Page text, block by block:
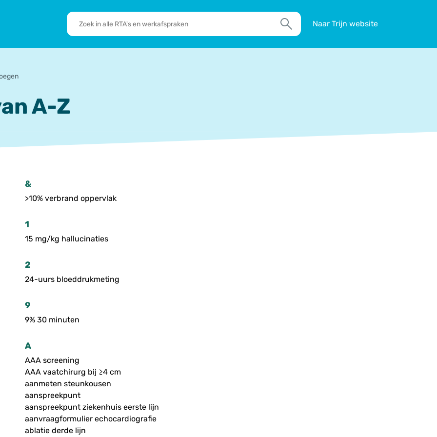
doen
RTA's
en
Zoek
Naar Trijn website
A-Z
&
>10% verbrand oppervlak
1
15 mg/kg hallucinaties
2
24-uurs bloeddrukmeting
9
9% 30 minuten
A
AAA screening
AAA vaatchirurg bij ≥4 cm
aanmeten steunkousen
aanspreekpunt
aanspreekpunt ziekenhuis eerste lijn
aanvraagformulier echocardiografie
ablatie derde lijn